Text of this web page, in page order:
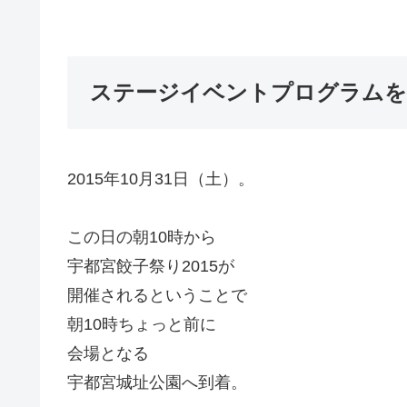
ステージイベントプログラム
2015年10月31日（土）。
この日の朝10時から
宇都宮餃子祭り2015が
開催されるということで
朝10時ちょっと前に
会場となる
宇都宮城址公園へ到着。